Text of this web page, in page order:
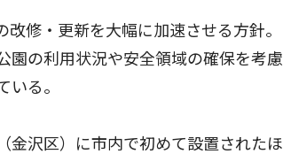
修・更新を大幅に加速させる方針。
園の利用状況や安全領域の確保を考慮
る。
沢区）に市内で初めて設置されたほ